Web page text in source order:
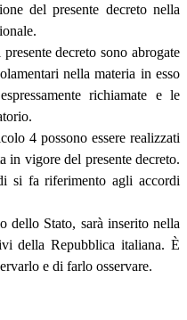
del presente decreto nella
decreto sono abrogate
nella materia in esso
richiamate e le
4 possono essere realizzati
in vigore del presente decreto.
si fa riferimento agli accordi
dello Stato, sarà inserito nella
della Repubblica italiana. È
e di farlo osservare.